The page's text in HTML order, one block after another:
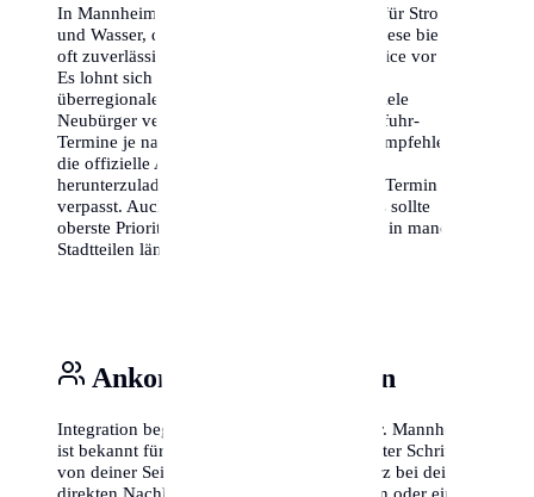
In Mannheim gibt es oft regionale Anbieter für Strom
und Wasser, die sogenannten Stadtwerke. Diese bieten
oft zuverlässige Tarife und einen guten Service vor Ort.
Es lohnt sich jedoch immer, die Preise mit
überregionalen Anbietern zu vergleichen. Viele
Neubürger vergessen, dass auch die Müllabfuhr-
Termine je nach Stadtbezirk variieren. Wir empfehlen,
die offizielle Abfall-App von Mannheim
herunterzuladen, damit du nie wieder einen Termin
verpasst. Auch das Thema Internetanschluss sollte
oberste Priorität haben, da die Freischaltung in manchen
Stadtteilen länger dauern kann als erwartet.
Ankommen & Vernetzen
Integration beginnt vor der eigenen Haustür. Mannheim
ist bekannt für seine offene Art, aber ein erster Schritt
von deiner Seite schadet nie. Stelle dich kurz bei deinen
direkten Nachbarn vor – ein kleines Lächeln oder ein